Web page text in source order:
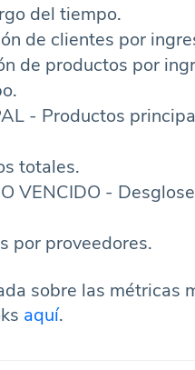
del tiempo.
de clientes por
de productos por
- Productos
totales.
VENCIDO -
por proveedores.
sobre las métricas
aquí.